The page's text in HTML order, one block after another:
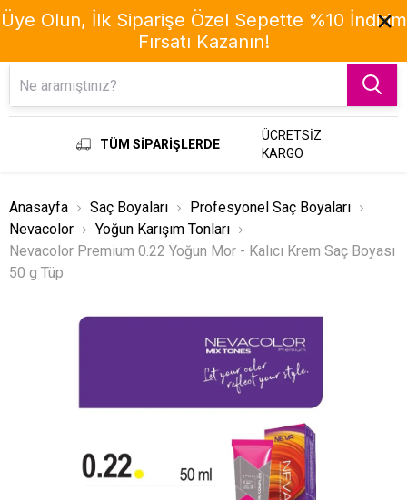
TÜM SİPARİŞLERDE
ÜCRETSİZ
KARGO
Anasayfa Saç Boyaları
Profesyonel Saç Boyaları
Nevacolor
Yoğun Karışım Tonları
Nevacolor Premium 0.22 Yoğun Mor - Kalıcı Krem Saç Boyası
50 g Tüp
Üye Olun, İlk Siparişe Özel Sepette %10 İndirim
Fırsatı Kazanın!